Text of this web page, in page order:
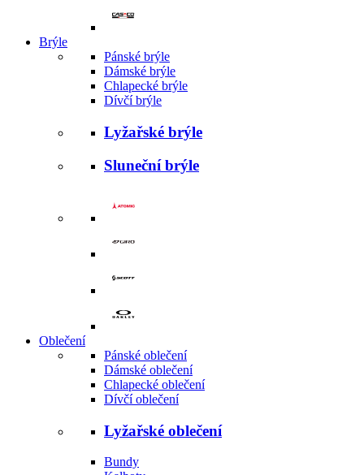
Brýle
Pánské brýle
Dámské brýle
Chlapecké brýle
Dívčí brýle
Lyžařské brýle
Sluneční brýle
Oblečení
Pánské oblečení
Dámské oblečení
Chlapecké oblečení
Dívčí oblečení
Lyžařské oblečení
Bundy